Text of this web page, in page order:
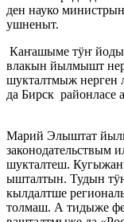
ден науко
ушненыт.
Каҥашыме тӱҥ
влакын йылмышт
шукталтмыж нерген
да Бирск
Марий Элыштат
шукталтеш.
ышталтын. Тудын
кылдалтше
толмаш. А тидыже